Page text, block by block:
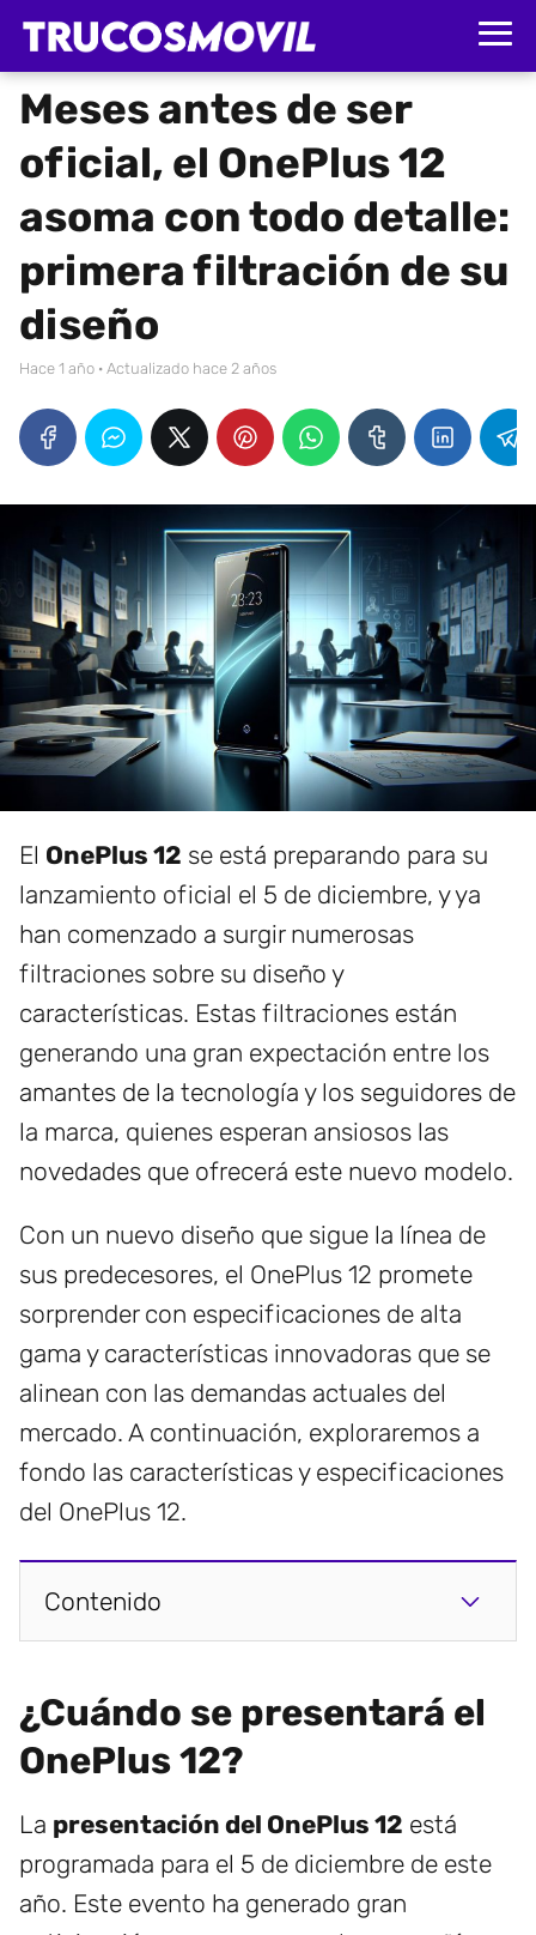
Meses antes de ser
oficial, el OnePlus 12
asoma con todo detalle:
primera filtración de su
diseño
hace 1 año · Actualizado hace 2 años
El OnePlus 12 se está preparando para su
lanzamiento oficial el 5 de diciembre, y ya
han comenzado a surgir numerosas
filtraciones sobre su diseño y
características. Estas filtraciones están
generando una gran expectación entre los
amantes de la tecnología y los seguidores de
la marca, quienes esperan ansiosos las
novedades que ofrecerá este nuevo modelo.
Con un nuevo diseño que sigue la línea de
sus predecesores, el OnePlus 12 promete
sorprender con especificaciones de alta
gama y características innovadoras que se
alinean con las demandas actuales del
mercado. A continuación, exploraremos a
fondo las características y especificaciones
del OnePlus 12.
Contenido
¿Cuándo se presentará el
OnePlus 12?
La presentación del OnePlus 12 está
programada para el 5 de diciembre de este
año. Este evento ha generado gran